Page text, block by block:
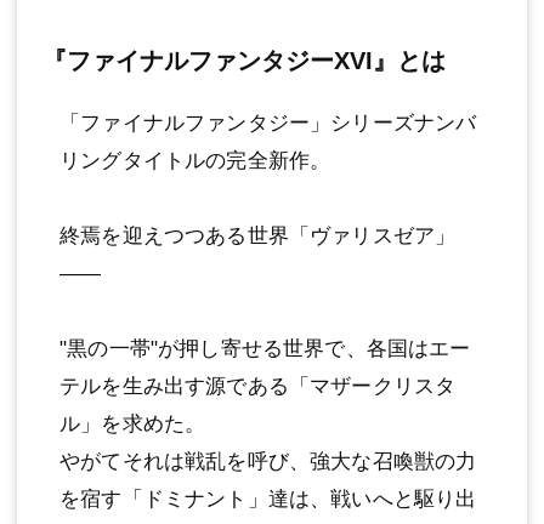
『ファイナルファンタジーXVI』とは
「ファイナルファンタジー」シリーズナンバ
リングタイトルの完全新作。
終焉を迎えつつある世界「ヴァリスゼア」
——
"黒の一帯"が押し寄せる世界で、各国はエー
テルを生み出す源である「マザークリスタ
ル」を求めた。
やがてそれは戦乱を呼び、強大な召喚獣の力
を宿す「ドミナント」達は、戦いへと駆り出